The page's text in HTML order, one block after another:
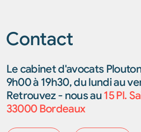
Le cabinet d'avocats
9h00 à 19h30, du lundi au
Retrouvez - nous au15 Pl.
33000 Bordeaux
Contact